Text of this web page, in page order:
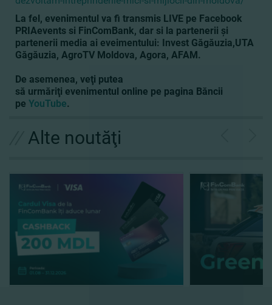
La fel, evenimentul va fi transmis LIVE pe Facebook
PRIAevents si FinComBank, dar si la partenerii şi
partenerii media ai eveimentului: Invest Găgăuzia,UTA
Găgăuzia, AgroTV Moldova, Agora, AFAM.
De asemenea, veţi putea
să urmăriţi evenimentul online pe pagina Băncii
pe YouTube.
Alte noutăţi